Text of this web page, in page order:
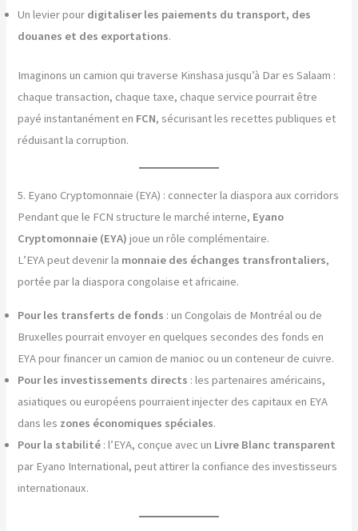
Un levier pour digitaliser les paiements du transport, des
douanes et des exportations.
Imaginons un camion qui traverse Kinshasa jusqu’à Dar es Salaam :
chaque transaction, chaque taxe, chaque service pourrait être
payé instantanément en FCN, sécurisant les recettes publiques et
réduisant la corruption.
5. Eyano Cryptomonnaie (EYA) : connecter la diaspora aux corridors
Pendant que le FCN structure le marché interne, Eyano
Cryptomonnaie (EYA) joue un rôle complémentaire.
L’EYA peut devenir la monnaie des échanges transfrontaliers,
portée par la diaspora congolaise et africaine.
Pour les transferts de fonds : un Congolais de Montréal ou de
Bruxelles pourrait envoyer en quelques secondes des fonds en
EYA pour financer un camion de manioc ou un conteneur de cuivre.
Pour les investissements directs : les partenaires américains,
asiatiques ou européens pourraient injecter des capitaux en EYA
dans les zones économiques spéciales.
Pour la stabilité : l’EYA, conçue avec un Livre Blanc transparent
par Eyano International, peut attirer la confiance des investisseurs
internationaux.